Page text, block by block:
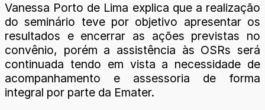
Vanessa Porto de Lima explica que a realização
do seminário teve por objetivo apresentar os
resultados e encerrar as ações previstas no
convênio, porém a assistência às OSRs será
continuada tendo em vista a necessidade de
acompanhamento e assessoria de forma
integral por parte da Emater.